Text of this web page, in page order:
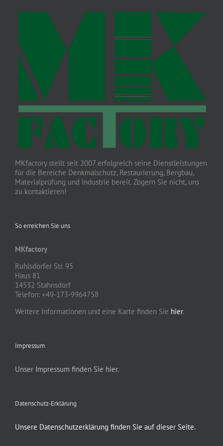
MKfactory stellt seit 2007 erfolgreich seine Dienstleistungen
für die Bereiche Denkmalschutz, Restaurierung, Bergbau,
Materialprüfung und Industrie bereit. Zögern Sie nicht, uns
zu kontaktieren!
So erreichen Sie uns
MKfactory
Ruhlsdorfer Str. 95
Haus 81
14532 Stahnsdorf
Telefon: +49-173-9964758
Weitere Informationen und eine Karte finden Sie hier.
Impressum
Unser Impressum finden Sie hier.
Datenschutz-Erklärung
Unsere Datenschutzerklärung finden Sie auf dieser Seite.